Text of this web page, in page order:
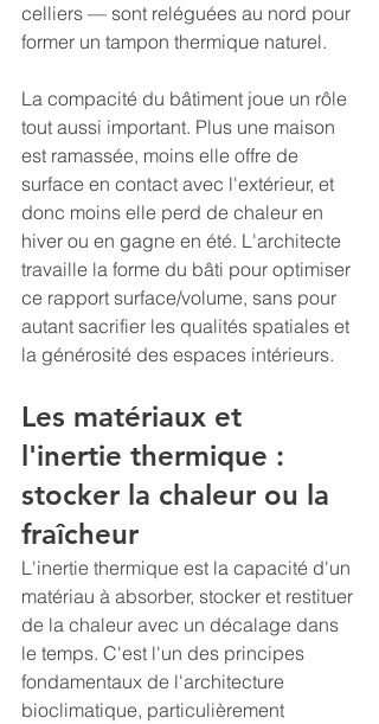
celliers — sont reléguées au nord pour
former un tampon thermique naturel.
La compacité du bâtiment joue un rôle
tout aussi important. Plus une maison
est ramassée, moins elle offre de
surface en contact avec l'extérieur, et
donc moins elle perd de chaleur en
hiver ou en gagne en été. L'architecte
travaille la forme du bâti pour optimiser
ce rapport surface/volume, sans pour
autant sacrifier les qualités spatiales et
la générosité des espaces intérieurs.
Les matériaux et
l'inertie thermique :
stocker la chaleur ou la
fraîcheur
L'inertie thermique est la capacité d'un
matériau à absorber, stocker et restituer
de la chaleur avec un décalage dans
le temps. C'est l'un des principes
fondamentaux de l'architecture
bioclimatique, particulièrement